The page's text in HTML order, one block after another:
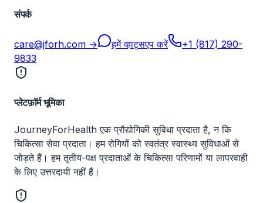
संपर्क
care@jforh.com → हमें व्हाट्सएप करें
+1 (817) 290-
9833
प्लेटफ़ॉर्म भूमिका
JourneyForHealth एक प्रौद्योगिकी सुविधा प्रदाता है, न कि
चिकित्सा सेवा प्रदाता। हम रोगियों को स्वतंत्र स्वास्थ्य सुविधाओं से
जोड़ते हैं। हम तृतीय-पक्ष प्रदाताओं के चिकित्सा परिणामों या लापरवाही
के लिए उत्तरदायी नहीं हैं।